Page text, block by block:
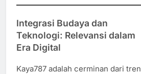
Integrasi Budaya dan
Teknologi: Relevansi dalam
Era Digital
Kaya787 adalah cerminan dari tren